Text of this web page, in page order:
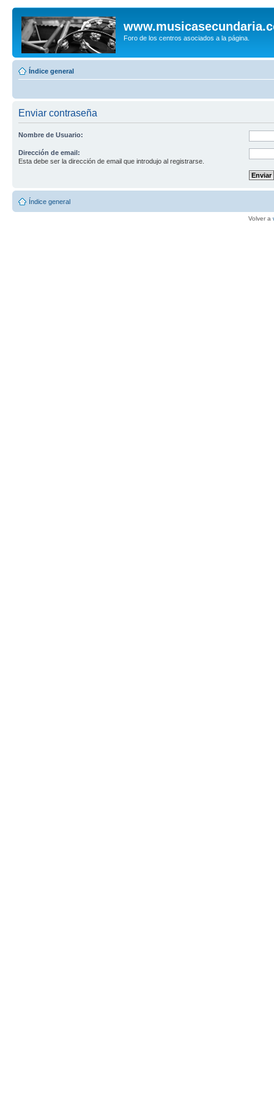
Foro de los centros asociados a la página.
Índice general
Enviar contraseña
Nombre de Usuario:
Dirección de email:
Esta debe ser la dirección de email que introdujo al registrarse.
Índice general
Volver a